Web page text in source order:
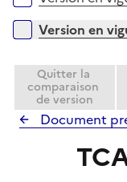
eVersion en
Quitter la
comparaison
de version
Document